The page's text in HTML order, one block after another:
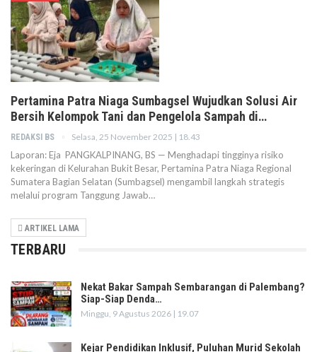
Pertamina Patra Niaga Sumbagsel Wujudkan Solusi Air
Bersih Kelompok Tani dan Pengelola Sampah di…
REDAKSI BS Selasa, 25 November 2025 | 18.43
Laporan: Eja PANGKALPINANG, BS — Menghadapi tingginya risiko
kekeringan di Kelurahan Bukit Besar, Pertamina Patra Niaga Regional
Sumatera Bagian Selatan (Sumbagsel) mengambil langkah strategis
melalui program Tanggung Jawab…
ARTIKEL LAMA
TERBARU
Nekat Bakar Sampah Sembarangan di Palembang?
Siap-Siap Denda…
Minggu, 9 Agustus 2026 | 19.07
Kejar Pendidikan Inklusif, Puluhan Murid Sekolah